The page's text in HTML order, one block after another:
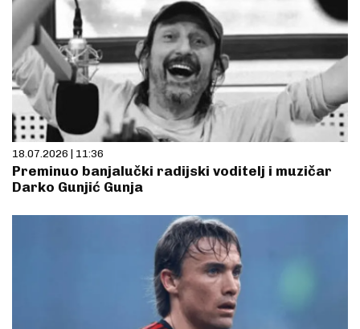
18.07.2026 | 11:36
Preminuo banjalučki radijski voditelj i muzičar
Darko Gunjić Gunja